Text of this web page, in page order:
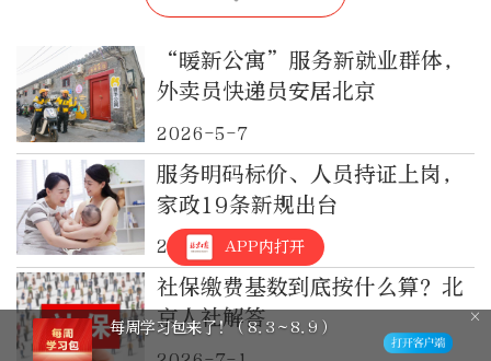
“暖新公寓”服务新就业群体，
外卖员快递员安居北京
2026-5-7
服务明码标价、人员持证上岗，
家政19条新规出台
2026-7-21
社保缴费基数到底按什么算？北
京人社解答
APP内打开
外交部：百余名菲律宾公民因非法就
业、非法居留被依法处理